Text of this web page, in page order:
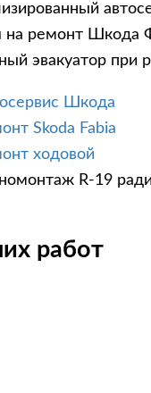
на ремонт Шкода
эвакуатор при
Шкода
Skoda Fabia
ходовой
R-19
работ